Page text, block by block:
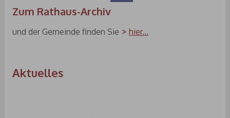
Zum Rathaus-Archiv
und der Gemeinde finden Sie hier...
Aktuelles